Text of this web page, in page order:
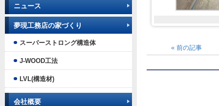
« 前の記事
ニュース
夢現工務店の家づくり
スーパーストロング構造体
J-WOOD工法
LVL(構造材)
会社概要